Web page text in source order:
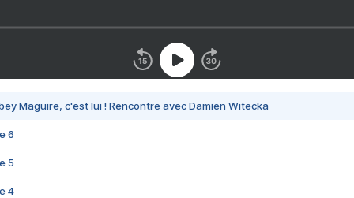
Maguire, c'est lui ! Rencontre avec Damien Witecka
6
5
4